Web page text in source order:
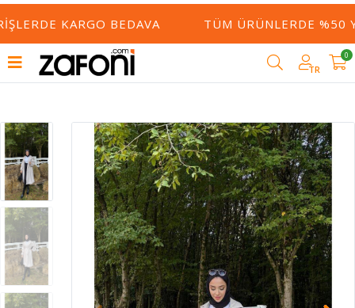
KARGO BEDAVA TÜM ÜRÜNLERDE %50
TR
0